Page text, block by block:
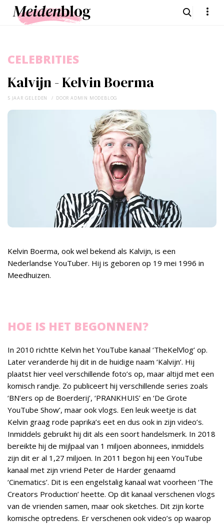
Kalvijn - Kelvin Boerma
CELEBRITIES
5 JAAR GELEDEN DOORADMIN MODEBLOG
Kelvin Boerma, ook wel bekend als Kalvijn, is een
Nederlandse YouTuber. Hij is geboren op 19 mei 1996 in
Meedhuizen.
HOE IS HET BEGONNEN?
In 2010 richtte Kelvin het YouTube kanaal ‘TheKelVlog’ op.
Later veranderde hij dit in de huidige naam ‘Kalvijn’. Hij
plaatst hier veel verschillende foto’s op, maar altijd met een
komisch randje. Zo publiceert hij verschillende series zoals
‘BN’ers op de Boerderij’, ‘PRANKHUIS’ en ‘De Grote
YouTube Show’, maar ook vlogs. Een leuk weetje is dat
Kelvin graag rode paprika’s eet en dus ook in zijn video’s.
Inmiddels gebruikt hij dit als een soort handelsmerk. In 2018
bereikte hij de mijlpaal van 1 miljoen abonnees, inmiddels
zijn dit er al 1,27 miljoen. In 2011 begon hij een YouTube
kanaal met zijn vriend Peter de Harder genaamd
‘Cinematics’. Dit is een engelstalig kanaal wat voorheen ‘The
Creators Production’ heette. Op dit kanaal verschenen vlogs
van de vrienden samen, maar ook sketches. Dit zijn korte
komische optredens. Er verschenen ook video’s op waarop